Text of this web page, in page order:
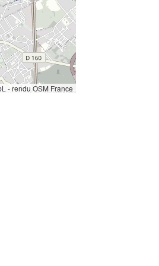
- rendu OSM France